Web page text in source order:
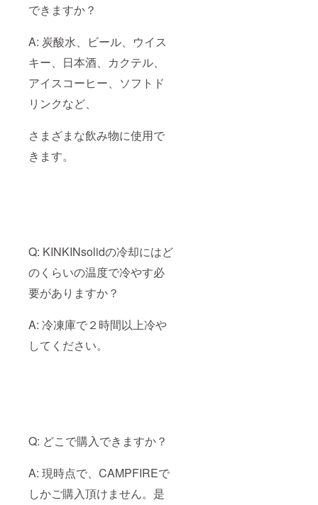
できますか？
A: 炭酸水、ビール、ウイス
キー、日本酒、カクテル、
アイスコーヒー、ソフトド
リンクなど、
さまざまな飲み物に使用で
きます。
Q: KINKINsolidの冷却にはど
のくらいの温度で冷やす必
要がありますか？
A: 冷凍庫で２時間以上冷や
してください。
Q: どこで購入できますか？
A: 現時点で、CAMPFIREで
しかご購入頂けません。是